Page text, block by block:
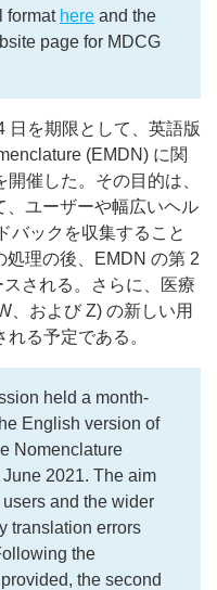
format here and the
page for MDCG
日を期限として、英語版
(EMDN) に関
催した。その目的は、
、ユーザーや幅広いヘル
バックを収集すること
処理の後、EMDN の第 2
される。さらに、医療
、および Z) の新しい用
る予定である。
held a month-
English version of
Nomenclature
2021. The aim
and the wider
translation errors
the
the second